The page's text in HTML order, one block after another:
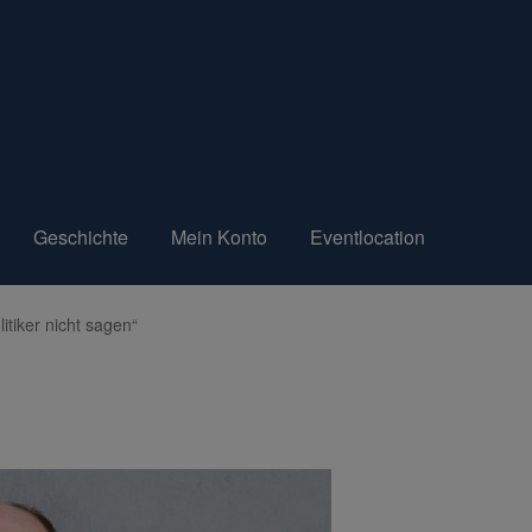
Geschichte Mein Konto Eventlocation
nicht sagen“